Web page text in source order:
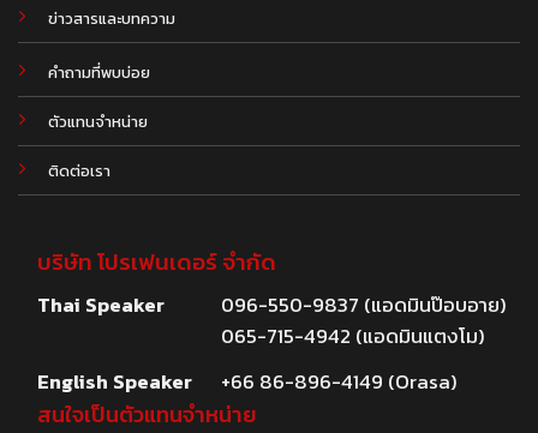
ข่าวสารและบทความ
.
คำถามที่พบบ่อย
ตัวแทนจำหน่าย
ติดต่อเรา
บริษัท โปรเฟนเดอร์ จำกัด
Thai Speaker
096-550-9837 (แอดมินป๊อบอาย)
065-715-4942 (แอดมินแตงโม)
English Speaker
+66 86-896-4149 (Orasa)
สนใจเป็นตัวแทนจำหน่าย